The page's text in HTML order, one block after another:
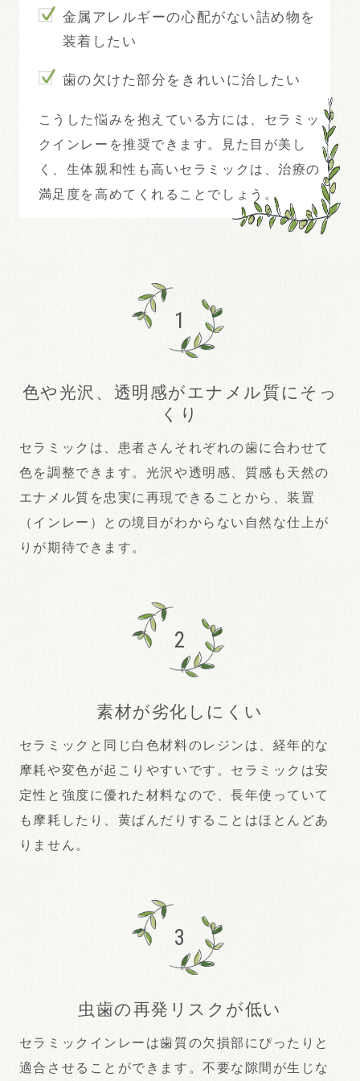
金属アレルギーの心配がない詰め物を
装着したい
歯の欠けた部分をきれいに治したい
こうした悩みを抱えている方には、セラミッ
クインレーを推奨できます。見た目が美し
く、生体親和性も高いセラミックは、治療の
満足度を高めてくれることでしょう。
1
色や光沢、透明感がエナメル質にそっ
くり
セラミックは、患者さんそれぞれの歯に合わせて
色を調整できます。光沢や透明感、質感も天然の
エナメル質を忠実に再現できることから、装置
（インレー）との境目がわからない自然な仕上が
りが期待できます。
2
素材が劣化しにくい
セラミックと同じ白色材料のレジンは、経年的な
摩耗や変色が起こりやすいです。セラミックは安
定性と強度に優れた材料なので、長年使っていて
も摩耗したり、黄ばんだりすることはほとんどあ
りません。
3
虫歯の再発リスクが低い
セラミックインレーは歯質の欠損部にぴったりと
適合させることができます。不要な隙間が生じな